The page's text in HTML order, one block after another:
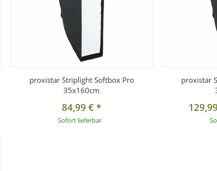
proxistar Striplight Softbox Pro
35x160cm
84,99 €*
Sofort lieferbar
proxistar